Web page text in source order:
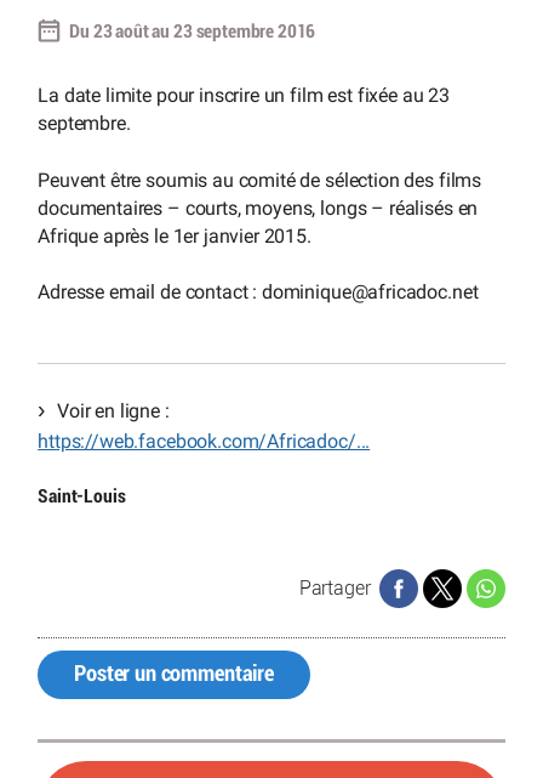
Du 23 août au 23 septembre 2016
La date limite pour inscrire un film est fixée au 23
septembre.
Peuvent être soumis au comité de sélection des films
documentaires – courts, moyens, longs – réalisés en
Afrique après le 1er janvier 2015.
Adresse email de contact : dominique@africadoc.net
Voir en ligne :
https://web.facebook.com/Africadoc/...
Saint-Louis
Partager
Poster un commentaire